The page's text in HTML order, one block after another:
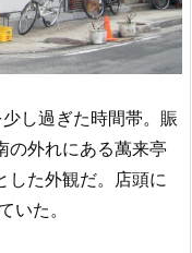
し過ぎた時間帯。賑
の外れにある萬来亭
した外観だ。店頭に
いた。